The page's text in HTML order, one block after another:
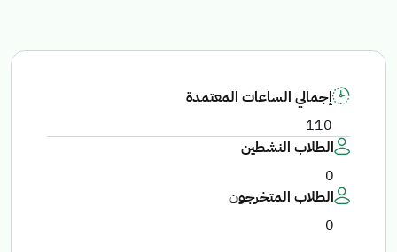
إجمالي الساعات المعتمدة
110
الطلاب النشطين
0
الطلاب المتخرجون
0